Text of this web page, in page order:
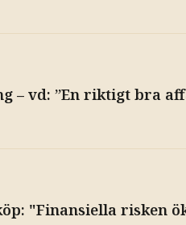
– vd: ”En riktigt bra
"Finansiella risken